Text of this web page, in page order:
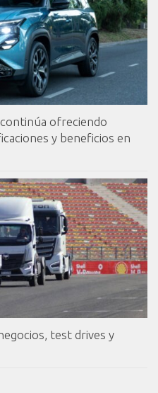
ofreciendo
y beneficios en
test drives y